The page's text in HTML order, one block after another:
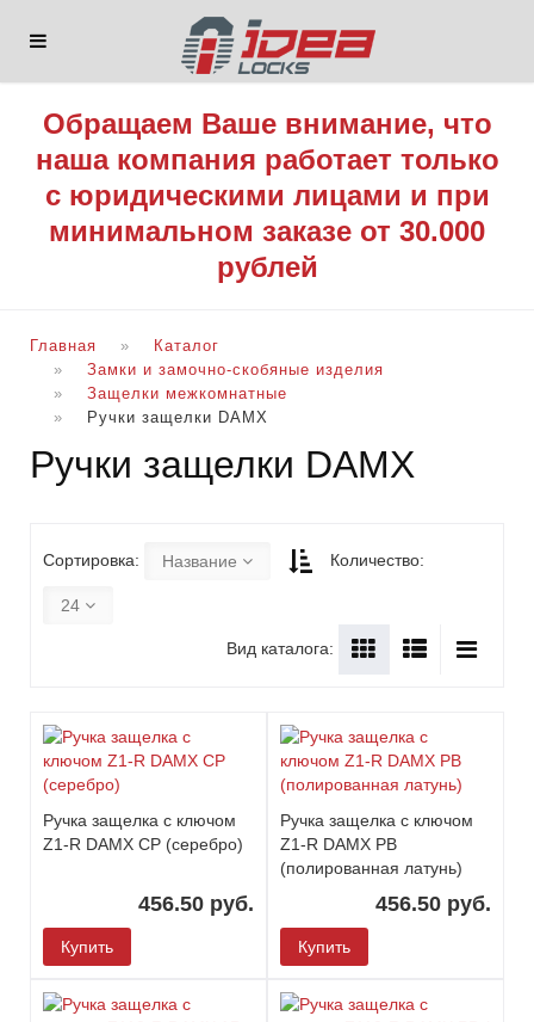
Обращаем Ваше внимание, что
наша компания работает только
с юридическими лицами и при
минимальном заказе от 30.000
рублей
Главная
Каталог
Замки и замочно-скобяные изделия
Защелки межкомнатные
Ручки защелки DAMX
Ручки защелки DAMX
Сортировка: Название Количество:
24
Вид каталога:
Ручка защелка c ключом
Z1-R DAMX CP (серебро)
456.50 руб.
Купить
Ручка защелка c ключом
Z1-R DAMX PB
(полированная латунь)
456.50 руб.
Купить